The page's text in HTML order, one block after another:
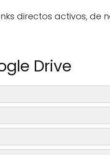
directos activos, de
Drive